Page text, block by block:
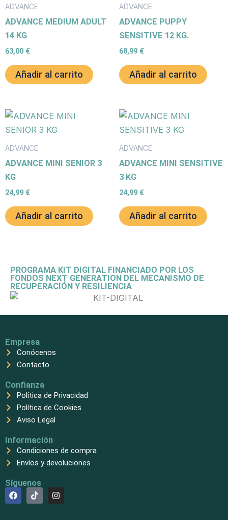
ADVANCE
ADVANCE MEDIUM ADULT
14 KG
63,00 €
Añadir al carrito
ADVANCE
ADVANCE PUPPY
SENSITIVE 12 KG.
68,99 €
Añadir al carrito
ADVANCE
ADVANCE MINI SENIOR 3
KG
24,99 €
Añadir al carrito
ADVANCE
ADVANCE MINI SENSITIVE
3 KG
24,99 €
Añadir al carrito
PROGRAMA KIT DIGITAL FINANCIADO POR LOS
FONDOS NEXT GENERATION DEL MECANISMO DE
RECUPERACIÓN Y RESILIENCIA
Empresa
Conócenos
Contacto
Confianza
Política de Privacidad
Política de Cookies
Aviso Legal
Información
Condiciones de compra
Envíos y devoluciones
Síguenos
F
a
T
i
I
n